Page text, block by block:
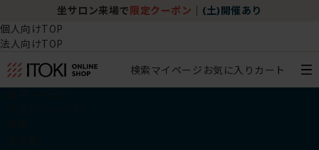
坐サロン来場で 限定クーポン (土)開催あり
個人向けTOP
法人向けTOP
検索マイページ お気に入り カート